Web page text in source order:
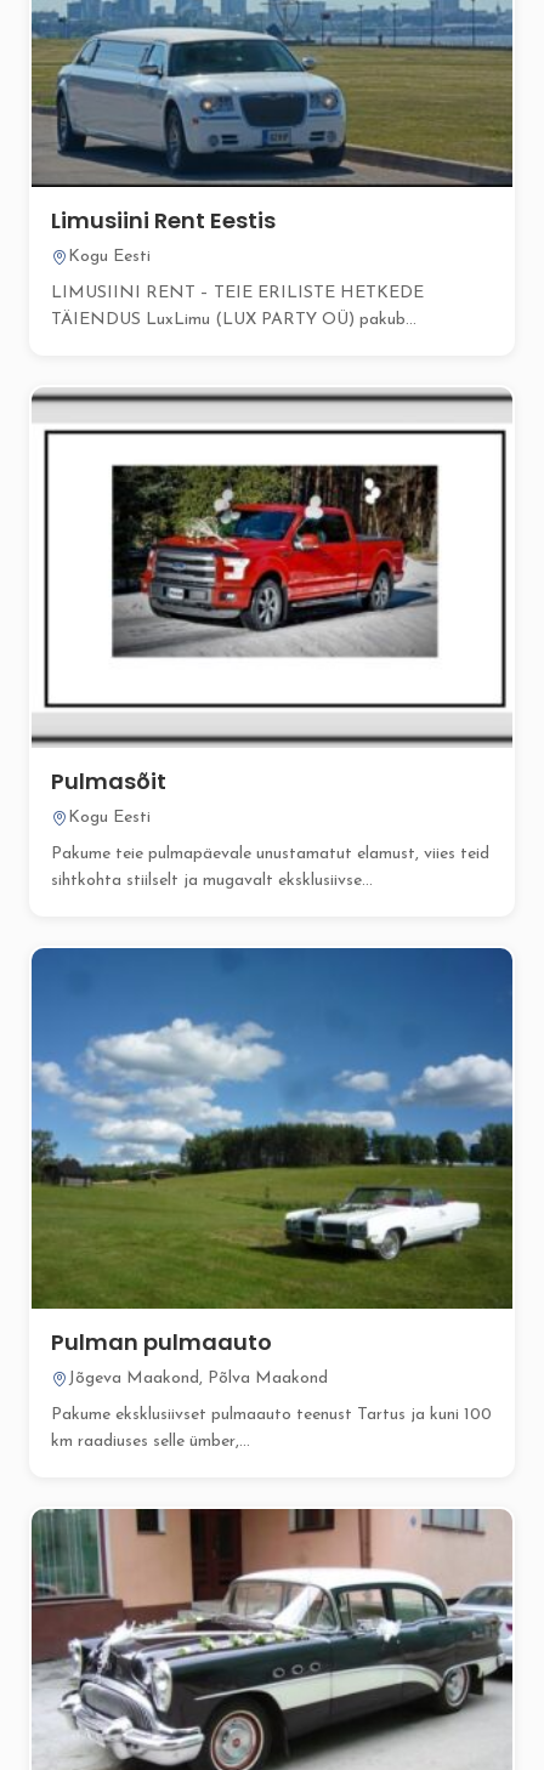
Limusiini Rent Eestis
Kogu Eesti
LIMUSIINI RENT – TEIE ERILISTE HETKEDE
TÄIENDUS LuxLimu (LUX PARTY OÜ) pakub...
Pulmasõit
Kogu Eesti
Pakume teie pulmapäevale unustamatut elamust, viies teid
sihtkohta stiilselt ja mugavalt eksklusiivse...
Pulman pulmaauto
Jõgeva Maakond, Põlva Maakond
Pakume eksklusiivset pulmaauto teenust Tartus ja kuni 100
km raadiuses selle ümber,...